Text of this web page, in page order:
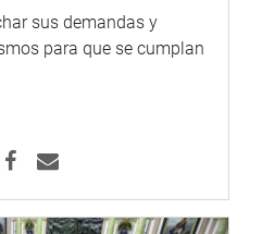
sus demandas y
para que se cumplan